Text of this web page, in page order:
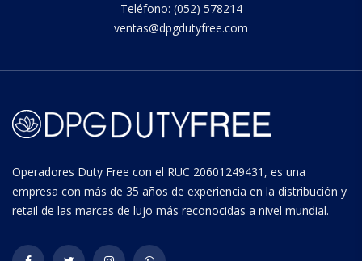
Teléfono: (052) 578214
ventas@dpgdutyfree.com
Operadores Duty Free con el RUC 20601249431, es una
empresa con más de 35 años de experiencia en la distribución y
retail de las marcas de lujo más reconocidas a nivel mundial.